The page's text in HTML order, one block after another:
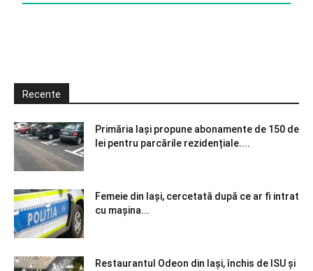
Recente
Primăria Iași propune abonamente de 150 de
lei pentru parcările rezidențiale....
Femeie din Iași, cercetată după ce ar fi intrat
cu mașina...
Restaurantul Odeon din Iași, închis de ISU și